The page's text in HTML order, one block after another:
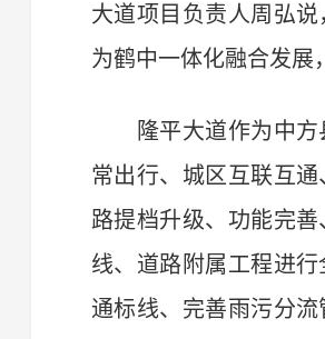
大道项目负责人周弘
为鹤中一体化融合发展
隆平大道作为中方
常出行、城区互联互
路提档升级、功能完
线、道路附属工程进
通标线、完善雨污分